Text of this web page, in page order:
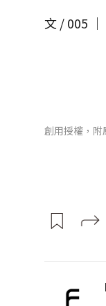
文 / 005 │
創用授權，附